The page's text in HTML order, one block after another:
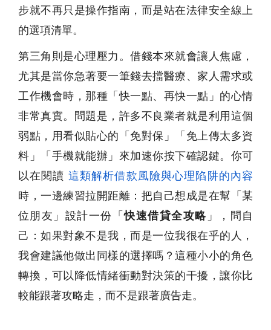
步就不再只是操作指南，而是站在法律安全線上
的選項清單。
第三角則是心理壓力。借錢本來就會讓人焦慮，
尤其是當你急著要一筆錢去擋醫療、家人需求或
工作機會時，那種「快一點、再快一點」的心情
非常真實。問題是，許多不良業者就是利用這個
弱點，用看似貼心的「免對保」「免上傳太多資
料」「手機就能辦」來加速你按下確認鍵。你可
以在閱讀 這類解析借款風險與心理陷阱的內容
時，一邊練習拉開距離：把自己想成是在幫「某
位朋友」設計一份「快速借貸全攻略 」，問自
己：如果對象不是我，而是一位我很在乎的人，
我會建議他做出同樣的選擇嗎？這種小小的角色
轉換，可以降低情緒衝動對決策的干擾，讓你比
較能跟著攻略走，而不是跟著廣告走。